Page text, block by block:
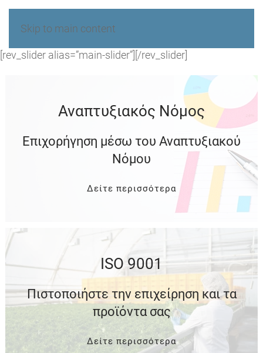
Skip to main content
[rev_slider alias=”main-slider”][/rev_slider]
Αναπτυξιακός Νόμος
Επιχορήγηση μέσω του Αναπτυξιακού
Νόμου
Δείτε περισσότερα
ISO 9001
Πιστοποιήστε την επιχείρηση και τα
προϊόντα σας
Δείτε περισσότερα